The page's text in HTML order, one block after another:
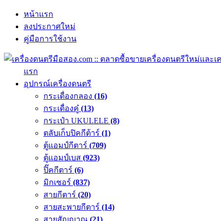
หน้าแรก
ลงประกาศใหม่
คู่มือการใช้งาน
แรก
อุปกรณ์เครื่องดนตรี
กระเดื่องกลอง (16)
กระเดื่องคู๋ (13)
กระเป๋า UKULELE (8)
ตลับเก็บปิคกีต้าร์ (1)
ตู้แอมป์กีตาร์ (709)
ตู้แอมป์เบส (923)
ปิ๊คกีตาร์ (6)
มิกเซอร์ (837)
สายกีตาร์ (20)
สายสะพายกีตาร์ (14)
สายสัญญาณ (21)